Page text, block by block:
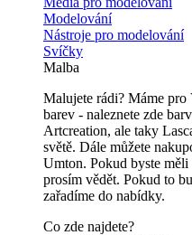
Modelování
Nástroje pro modelování
Svíčky
Malba
Malujete rádi? Máme
barev - naleznete zde
Artcreation, ale taky
světě. Dále můžete
Umton. Pokud byste
prosím vědět. Pokud to
zařadíme do nabídky.
Co zde najdete?